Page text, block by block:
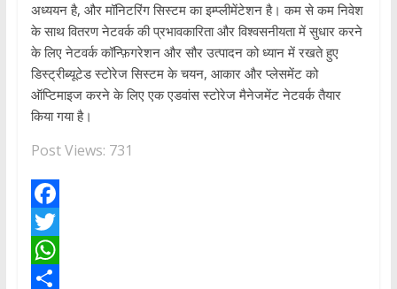
अध्ययन है, और मॉनिटरिंग सिस्टम का इम्प्लीमेंटेशन है। कम से कम निवेश
के साथ वितरण नेटवर्क की प्रभावकारिता और विश्वसनीयता में सुधार करने
के लिए नेटवर्क कॉन्फ़िगरेशन और सौर उत्पादन को ध्यान में रखते हुए
डिस्ट्रीब्यूटेड स्टोरेज सिस्टम के चयन, आकार और प्लेसमेंट को
ऑप्टिमाइज करने के लिए एक एडवांस स्टोरेज मैनेजमेंट नेटवर्क तैयार
किया गया है।
Post Views: 731
F
a
c
T
w
W